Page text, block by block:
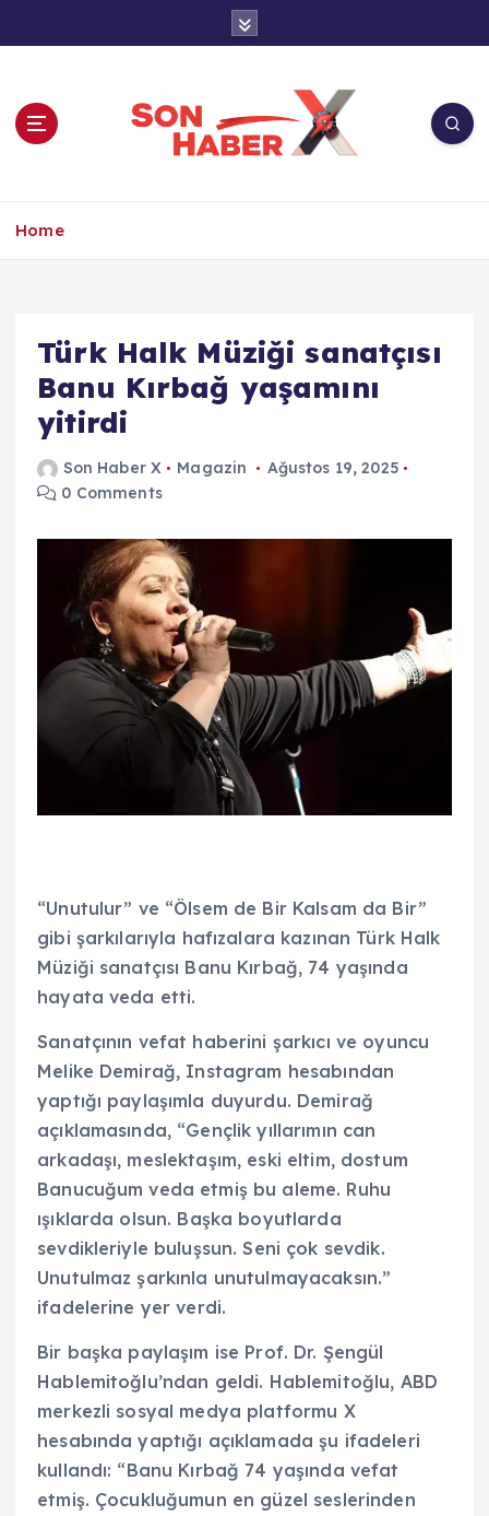
a
Home
Türk Halk Müziği sanatçısı
Banu Kırbağ yaşamını
yitirdi
Son Haber X Magazin
Ağustos 19, 2025
0 Comments
“Unutulur” ve “Ölsem de Bir Kalsam da Bir”
gibi şarkılarıyla hafızalara kazınan Türk Halk
Müziği sanatçısı Banu Kırbağ, 74 yaşında
hayata veda etti.
Sanatçının vefat haberini şarkıcı ve oyuncu
Melike Demirağ, Instagram hesabından
yaptığı paylaşımla duyurdu. Demirağ
açıklamasında, “Gençlik yıllarımın can
arkadaşı, meslektaşım, eski eltim, dostum
Banucuğum veda etmiş bu aleme. Ruhu
ışıklarda olsun. Başka boyutlarda
sevdikleriyle buluşsun. Seni çok sevdik.
Unutulmaz şarkınla unutulmayacaksın.”
ifadelerine yer verdi.
Bir başka paylaşım ise Prof. Dr. Şengül
Hablemitoğlu’ndan geldi. Hablemitoğlu, ABD
merkezli sosyal medya platformu X
hesabında yaptığı açıklamada şu ifadeleri
kullandı: “Banu Kırbağ 74 yaşında vefat
etmiş. Çocukluğumun en güzel seslerinden